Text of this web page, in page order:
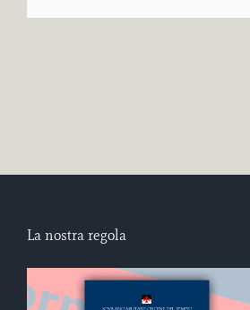
La nostra regola